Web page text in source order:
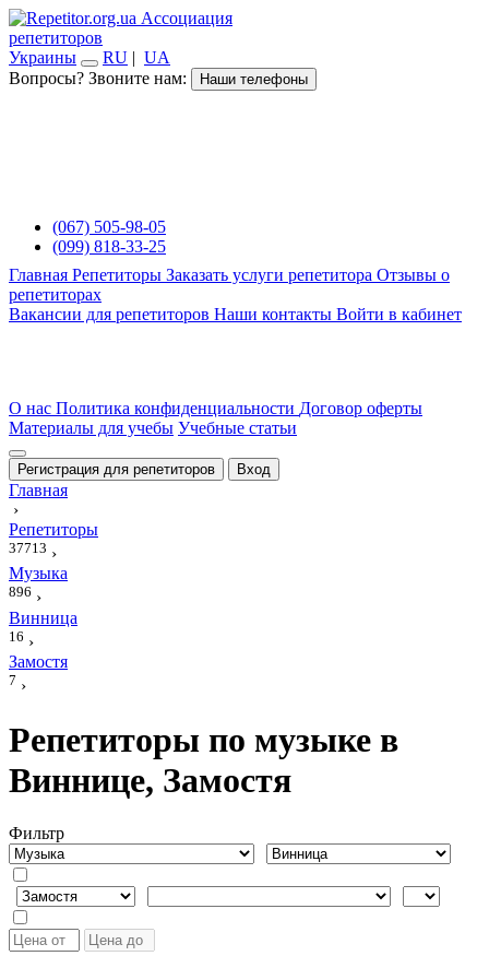
Ассоциация
репетиторов
Украины
RU | UA
Вопросы? Звоните нам:
Наши телефоны
(067) 505-98-05
(099) 818-33-25
Главная Репетиторы Заказать услуги репетитора Отзывы о
репетиторах
Вакансии для репетиторов Наши контакты Войти в кабинет
О нас Политика конфиденциальности Договор оферты
Материалы для учебы Учебные статьи
Регистрация для репетиторов Вход
Главная
›
Репетиторы
37713 ›
Музыка
896 ›
Винница
16 ›
Замостя
7 ›
Репетиторы по музыке в
Виннице, Замостя
Фильтр